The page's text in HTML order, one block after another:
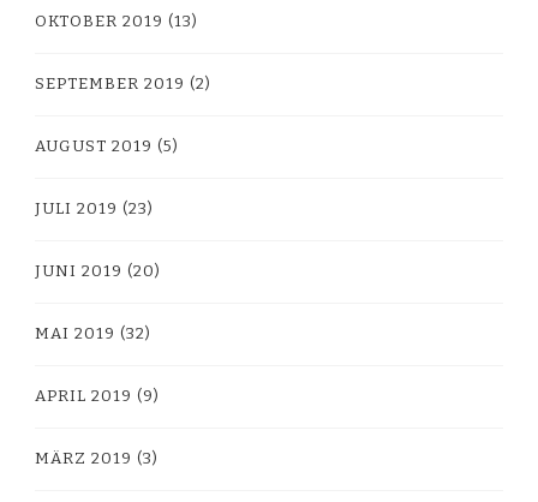
OKTOBER 2019 (13)
SEPTEMBER 2019 (2)
AUGUST 2019 (5)
JULI 2019 (23)
JUNI 2019 (20)
MAI 2019 (32)
APRIL 2019 (9)
MÄRZ 2019 (3)